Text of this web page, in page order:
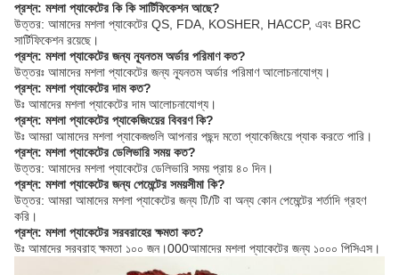
প্রশ্ন: মশলা প্যাকেটের কি কি সার্টিফিকেশন আছে?
উত্তর: আমাদের মশলা প্যাকেটের QS, FDA, KOSHER, HACCP, এবং BRC
সার্টিফিকেশন রয়েছে।
প্রশ্ন: মশলা প্যাকেটের জন্য ন্যূনতম অর্ডার পরিমাণ কত?
উত্তরঃ আমাদের মশলা প্যাকেটের জন্য ন্যূনতম অর্ডার পরিমাণ আলোচনাযোগ্য।
প্রশ্ন: মশলা প্যাকেটের দাম কত?
উঃ আমাদের মশলা প্যাকেটের দাম আলোচনাযোগ্য।
প্রশ্ন: মশলা প্যাকেটের প্যাকেজিংয়ের বিবরণ কি?
উঃ আমরা আমাদের মশলা প্যাকেজগুলি আপনার পছন্দ মতো প্যাকেজিংয়ে প্যাক করতে পারি।
প্রশ্ন: মশলা প্যাকেটের ডেলিভারি সময় কত?
উত্তর: আমাদের মশলা প্যাকেটের ডেলিভারি সময় প্রায় ৪০ দিন।
প্রশ্ন: মশলা প্যাকেটের জন্য পেমেন্টের সময়সীমা কি?
উত্তর: আমরা আমাদের মশলা প্যাকেটের জন্য টি/টি বা অন্য কোন পেমেন্টের শর্তাদি গ্রহণ
করি।
প্রশ্ন: মশলা প্যাকেটের সরবরাহের ক্ষমতা কত?
উঃ আমাদের সরবরাহ ক্ষমতা ১০০ জন।000আমাদের মশলা প্যাকেটের জন্য ১০০০ পিসিএস।